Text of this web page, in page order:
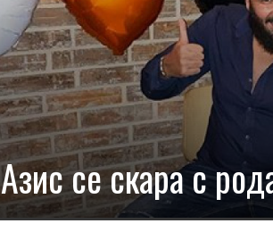
Азис се скара с